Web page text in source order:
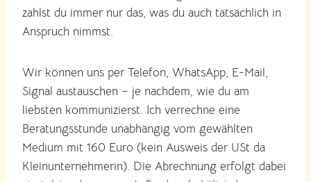
zahlst du immer nur das, was du auch tatsächlich in
Anspruch nimmst.
Wir können uns per Telefon, WhatsApp, E-Mail,
Signal austauschen – je nachdem, wie du am
liebsten kommunizierst. Ich verrechne eine
Beratungsstunde unabhängig vom gewählten
Medium mit 160 Euro (kein Ausweis der USt da
Kleinunternehmerin). Die Abrechnung erfolgt dabei